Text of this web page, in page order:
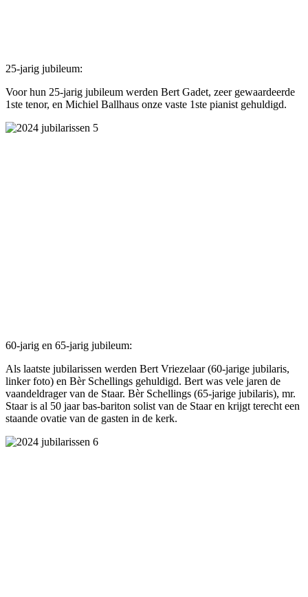
25-jarig jubileum:
Voor hun 25-jarig jubileum werden Bert Gadet, zeer gewaardeerde
1ste tenor, en Michiel Ballhaus onze vaste 1ste pianist gehuldigd.
60-jarig en 65-jarig jubileum:
Als laatste jubilarissen werden Bert Vriezelaar (60-jarige jubilaris,
linker foto) en Bèr Schellings gehuldigd. Bert was vele jaren de
vaandeldrager van de Staar. Bèr Schellings (65-jarige jubilaris), mr.
Staar is al 50 jaar bas-bariton solist van de Staar en krijgt terecht een
staande ovatie van de gasten in de kerk.